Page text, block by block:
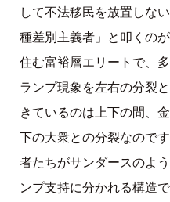
して不法移民を放置しな
種差別主義者」と叩くの
住む富裕層エリートで、
ランプ現象を左右の分裂
きているのは上下の間、
下の大衆との分裂なので
者たちがサンダースのよ
ンプ支持に分かれる構造で